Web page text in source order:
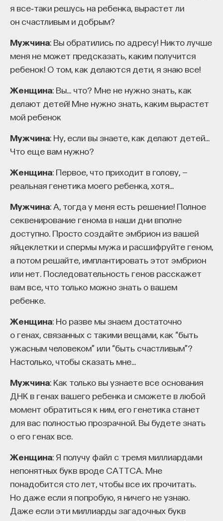
я все‑таки решусь на ребенка, вырастет ли
он счастливым и добрым?
Мужчина: Вы обратились по адресу! Никто лучше
меня не может предсказать, каким получится
ребенок! О том, как делаются дети, я знаю все!
Женщина: Вы… что? Мне не нужно знать, как
делают детей! Мне нужно знать, каким вырастет
мой ребенок
Мужчина: Ну, если вы знаете, как делают детей…
Что еще вам нужно?
Женщина: Первое, что приходит в голову, —
реальная генетика моего ребенка, хотя…
Мужчина: А, тогда у меня есть решение! Полное
секвенирование генома в наши дни вполне
доступно. Просто создайте эмбрион из вашей
яйцеклетки и спермы мужа и расшифруйте геном,
а потом решайте, имплантировать этот эмбрион
или нет. Последовательность генов расскажет
вам все, что только можно знать о вашем
ребенке.
Женщина: Но разве мы знаем достаточно
о генах, связанных с такими вещами, как “быть
ужасным человеком” или “быть счастливым”?
Настолько, чтобы сказать мне…
Мужчина: Как только вы узнаете все основания
ДНК в генах вашего ребенка и сможете в любой
момент обратиться к ним, его генетика станет
для вас полностью прозрачной. Вы будете знать
о его генах все.
Женщина: Я получу файл с тремя миллиардами
непонятных букв вроде CATTCA. Мне
понадобится сто лет, чтобы все их прочитать.
Но даже если я попробую, я ничего не узнаю.
Даже если эти миллиарды загадочных букв